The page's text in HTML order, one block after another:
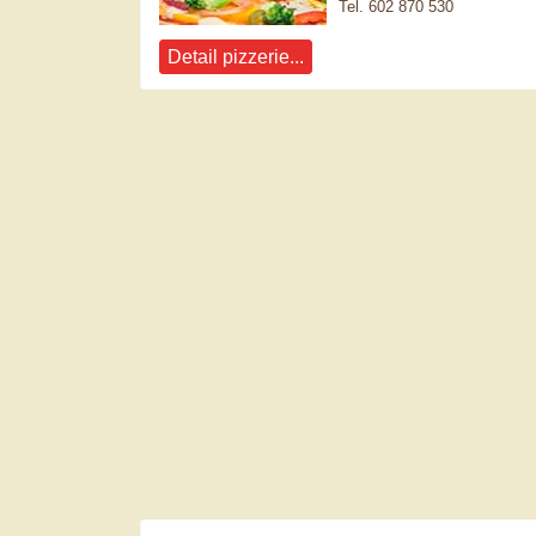
Tel. 602 870 530
Detail pizzerie...